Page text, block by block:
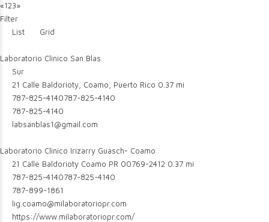
«123»
Filter
List
Grid
Laboratorio Clinico San Blas
Sur
21 Calle Baldorioty, Coamo, Puerto Rico 0.37 mi
787-825-4140787-825-4140
787-825-4140
labsanblas1@gmail.com
Laboratorio Clinico Irizarry Guasch- Coamo
21 Calle Baldorioty Coamo PR 00769-2412 0.37 mi
787-825-4140787-825-4140
787-899-1861
lig.coamo@milaboratoriopr.com
https://www.milaboratoriopr.com/